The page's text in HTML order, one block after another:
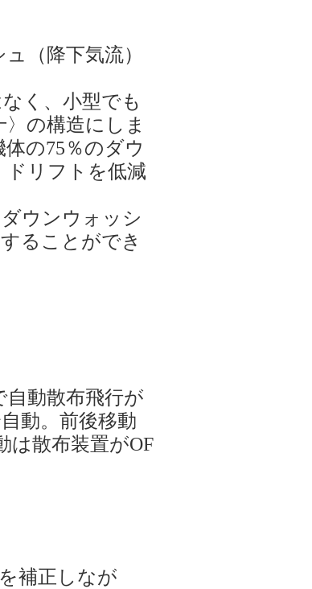
（降下気流）
く、小型でも
の構造にしま
の75％のダウ
ドリフトを低減
ウンウォッシ
ることができ
動散布飛行が
動。前後移動
は散布装置がOF
補正しなが